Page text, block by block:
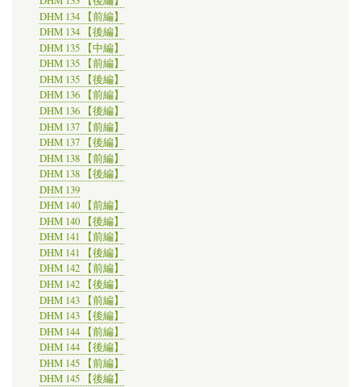
DHM 134 【前編】
DHM 134 【後編】
DHM 135 【中編】
DHM 135 【前編】
DHM 135 【後編】
DHM 136 【前編】
DHM 136 【後編】
DHM 137 【前編】
DHM 137 【後編】
DHM 138 【前編】
DHM 138 【後編】
DHM 139
DHM 140 【前編】
DHM 140 【後編】
DHM 141 【前編】
DHM 141 【後編】
DHM 142 【前編】
DHM 142 【後編】
DHM 143 【前編】
DHM 143 【後編】
DHM 144 【前編】
DHM 144 【後編】
DHM 145 【前編】
DHM 145 【後編】